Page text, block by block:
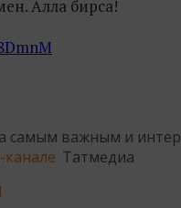
Алла бирса!
самым важным и
Татмедиа